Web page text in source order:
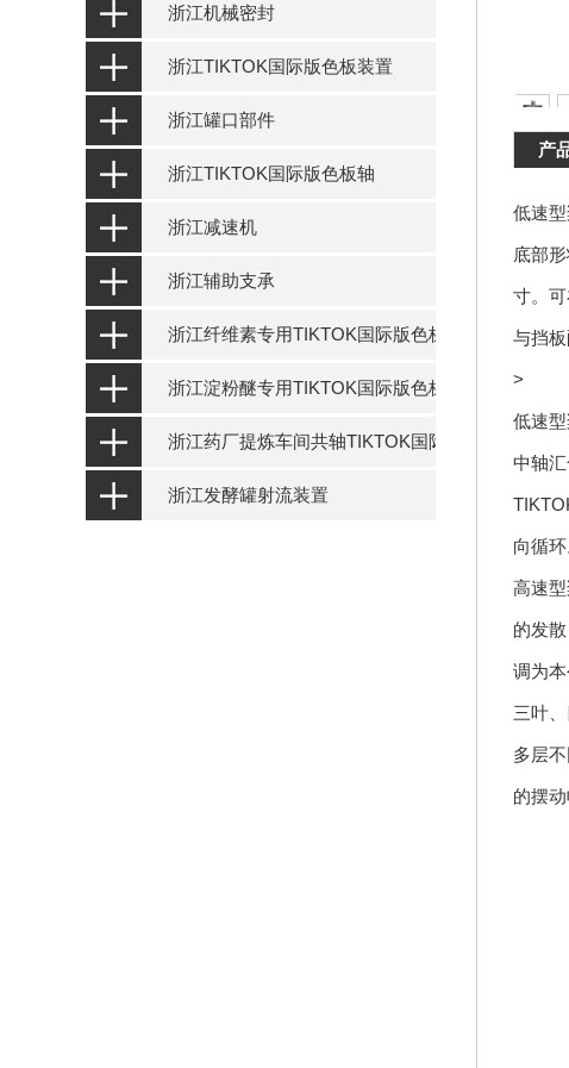
浙江机械密封
浙江TIKTOK国际版色板装置
浙江罐口部件
浙江TIKTOK国际版色板轴
浙江减速机
浙江辅助支承
浙江纤维素专用TIKTOK国际版色板设备
浙江淀粉醚专用TIKTOK国际版色板设备
浙江药厂提炼车间共轴TIKTOK国际版色板设备
浙江发酵罐射流装置
产
低速
底部
寸。
与挡
>
低速
中轴
向循环
高速
的发
调为本
三叶
多层
的摆动